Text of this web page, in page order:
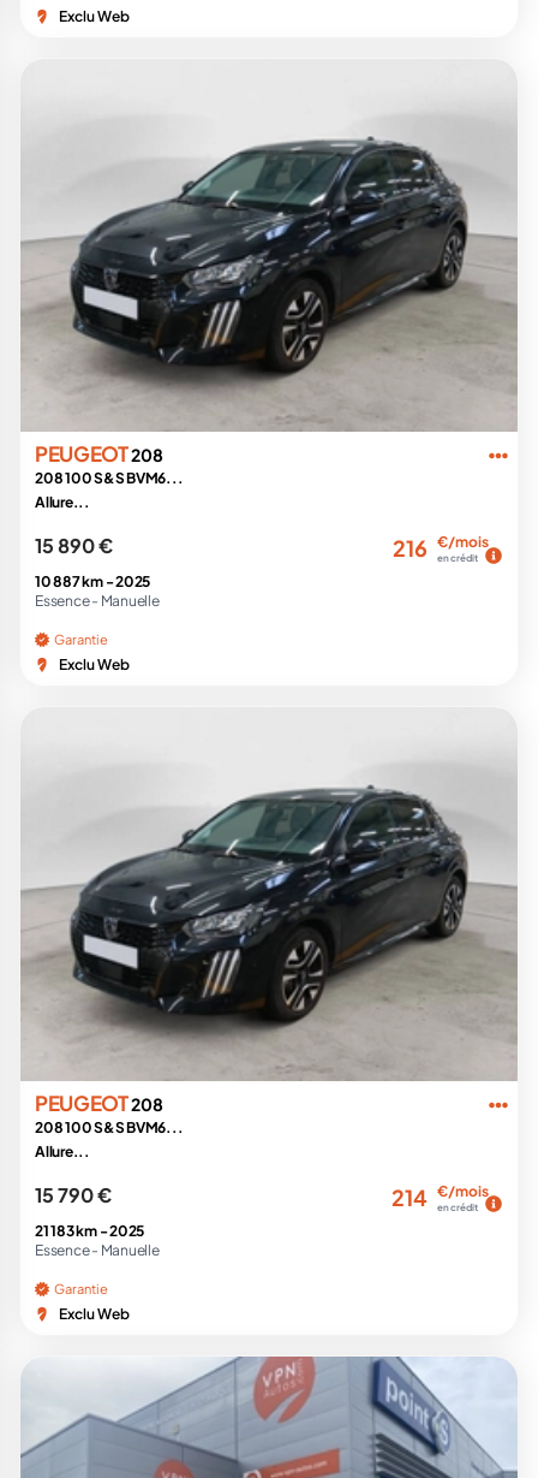
Exclu Web
PEUGEOT208
208 100 S&S BVM6...
Allure...
15 890 € 216 €/mois
en crédit
10 887 km -2025
Essence - Manuelle
Garantie
Exclu Web
PEUGEOT208
208 100 S&S BVM6...
Allure...
15 790 € 214 €/mois
en crédit
21 183 km -2025
Essence - Manuelle
Garantie
Exclu Web